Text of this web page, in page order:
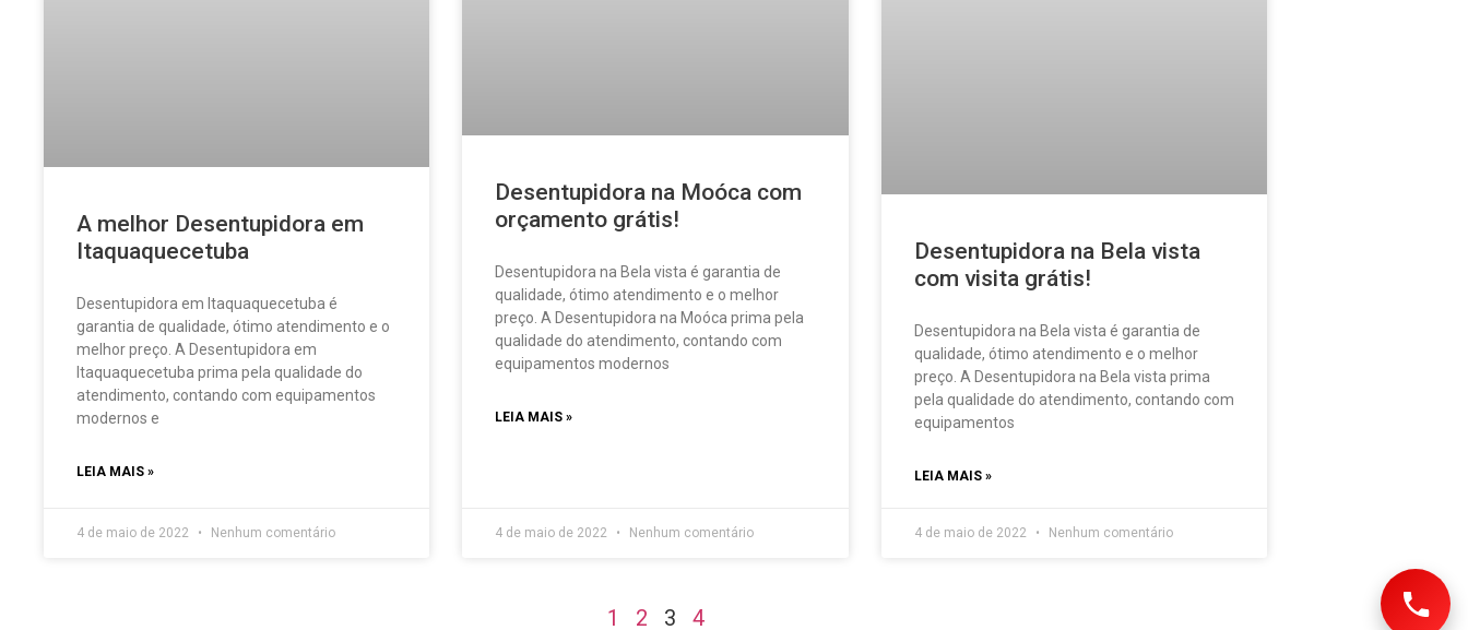
A melhor Desentupidora em
Itaquaquecetuba
Desentupidora em Itaquaquecetuba é
garantia de qualidade, ótimo atendimento e o
melhor preço. A Desentupidora em
Itaquaquecetuba prima pela qualidade do
atendimento, contando com equipamentos
modernos e
LEIA MAIS »
4 de maio de 2022 Nenhum comentário
Desentupidora na Moóca com
orçamento grátis!
Desentupidora na Bela vista é garantia de
qualidade, ótimo atendimento e o melhor
preço. A Desentupidora na Moóca prima pela
qualidade do atendimento, contando com
equipamentos modernos
LEIA MAIS »
4 de maio de 2022 Nenhum comentário
Desentupidora na Bela vista
com visita grátis!
Desentupidora na Bela vista é garantia de
qualidade, ótimo atendimento e o melhor
preço. A Desentupidora na Bela vista prima
pela qualidade do atendimento, contando com
equipamentos
LEIA MAIS »
4 de maio de 2022 Nenhum comentário
1 2 3 4